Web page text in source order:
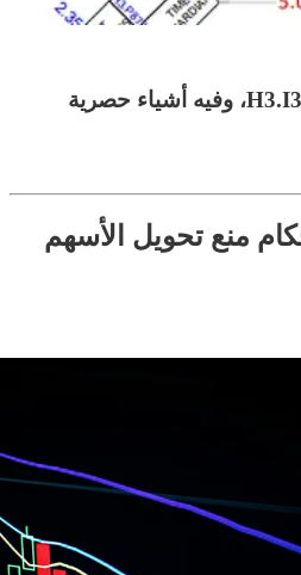
نتشرف بزيارتكم لبوثنا H3.I38، وفيه أشياء حصرية
منع تحويل الأسهم